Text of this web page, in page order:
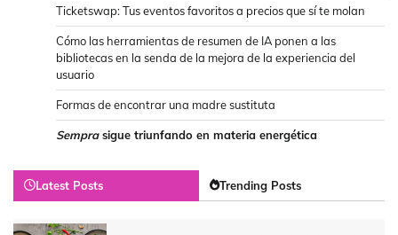
Ticketswap: Tus eventos favoritos a precios que sí te molan
Cómo las herramientas de resumen de IA ponen a las
bibliotecas en la senda de la mejora de la experiencia del
usuario
Formas de encontrar una madre sustituta
Semprasigue triunfando en materia energética
Latest Posts Trending Posts